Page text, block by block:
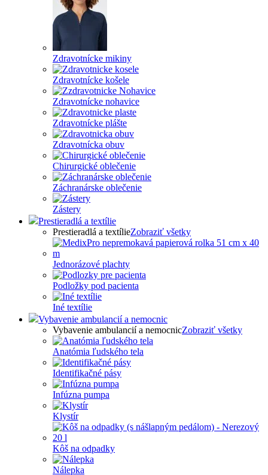
Zdravotnícke mikiny
Zdravotnícke košele
Zdravotnícke nohavice
Zdravotnícke plášte
Zdravotnícka obuv
Chirurgické oblečenie
Záchranárske oblečenie
Zástery
Prestieradlá a textílie
Prestieradlá a textílieZobraziť všetky
Jednorázové plachty
Podložky pod pacienta
Iné textílie
Vybavenie ambulancií a nemocnic
Vybavenie ambulancií a nemocnicZobraziť všetky
Anatómia ľudského tela
Identifikačné pásy
Infúzna pumpa
Klystír
Kôš na odpadky
Nálepka